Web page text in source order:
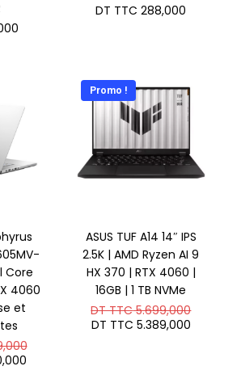
DT TTC 288,000
Core
4060
et
Le
Le
Promo !
ASUS TUF A14 14″ IPS
2.5K | AMD Ryzen AI 9
HX 370 | RTX 4060 |
16GB | 1 TB NVMe
DT TTC5.699,000Le
DT TTC 5.389,000Le